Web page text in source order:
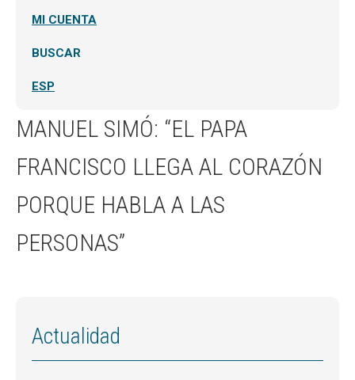
MI CUENTA
BUSCAR
ESP
MANUEL SIMÓ: “EL PAPA
FRANCISCO LLEGA AL CORAZÓN
PORQUE HABLA A LAS
PERSONAS”
Actualidad